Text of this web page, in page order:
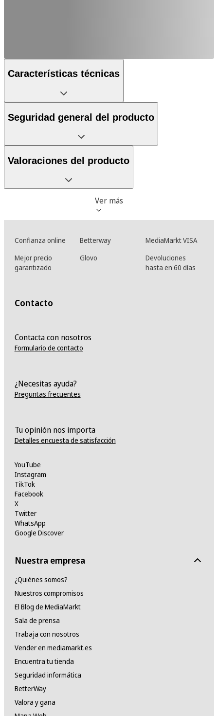
Características técnicas
Seguridad general del producto
Valoraciones del producto
Ver más
Confianza online Betterway
MediaMarkt VISA
Mejor precio
garantizado
Glovo
Devoluciones
hasta en 60 días
Contacto
Contacta con nosotros
Formulario de contacto
¿Necesitas ayuda?
Preguntas frecuentes
Tu opinión nos importa
Detalles encuesta de satisfacción
YouTube
Instagram
TikTok
Facebook
X
Twitter
WhatsApp
Google Discover
Nuestra empresa
¿Quiénes somos?
Nuestros compromisos
El Blog de MediaMarkt
Sala de prensa
Trabaja con nosotros
Vender en mediamarkt.es
Encuentra tu tienda
Seguridad informática
BetterWay
Valora y gana